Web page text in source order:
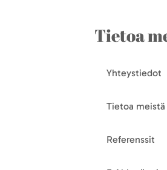
Tietoa
Yhteystiedot
Tietoa meistä
Referenssit